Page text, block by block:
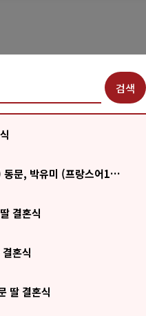
동문우대업체
검색
동문, 박유미 (프랑스어1…
결혼식
혼식
딸 결혼식